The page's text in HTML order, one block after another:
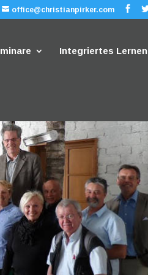
office@christianpirker.com
Integriertes Lernen